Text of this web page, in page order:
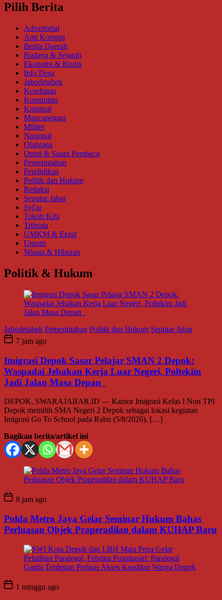
Pilih Berita
Advertorial
Anti Korupsi
Berita Daerah
Budaya & Sejarah
Ekonomi & Bisnis
Info Desa
Jabodetabek
Kesehatan
Komunitas
Kriminal
Mancanegara
Militer
Nasional
Olahraga
Opini & Suara Pembaca
Pemerintahan
Pendidikan
Politik dan Hukum
Redaksi
Seputar Jabar
Syi'ar
Tokoh Kita
Tribrata
UMKM & Ekraf
Umum
Wisata & Hiburan
Politik & Hukum
Jabodetabek Pemerintahan Politik dan Hukum Seputar Jabar
7 jam ago
Imigrasi Depok Sasar Pelajar SMAN 2 Depok:
Waspadai Jebakan Kerja Luar Negeri, Poltekim
Jadi Jalan Masa Depan
DEPOK, SWARAJABAR.ID — Kantor Imigrasi Kelas I Non TPI
Depok memilih SMA Negeri 2 Depok sebagai lokasi kegiatan
Imigrasi Go To School pada Rabu (5/8/2026), […]
Bagikan berita/artikel ini
8 jam ago
Polda Metro Jaya Gelar Seminar Hukum Bahas
Perluasan Objek Praperadilan dalam KUHAP Baru
1 minggu ago